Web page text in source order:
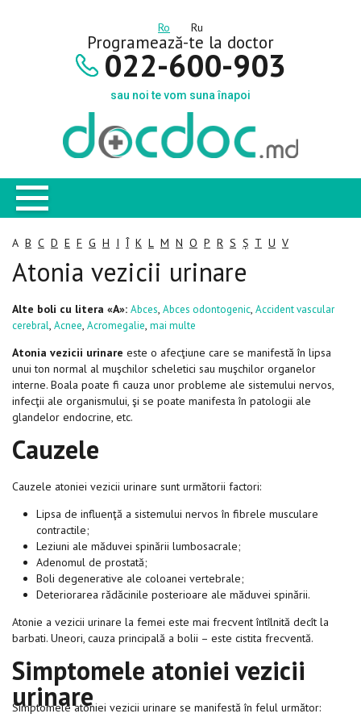
Ro Ru
Programează-te la doctor
022-600-903
sau noi te vom suna înapoi
A B C D E F G H I Î K L M N O P R S Ș T U V
Atonia vezicii urinare
Alte boli cu litera «A»: Abces, Abces odontogenic, Accident vascular
cerebral, Acnee, Acromegalie, mai multe
Atonia vezicii urinare este o afecţiune care se manifestă în lipsa
unui ton normal al muşchilor scheletici sau muşchilor organelor
interne. Boala poate fi cauza unor probleme ale sistemului nervos,
infecţii ale organismului, şi se poate manifesta în patologii ale
glandelor endocrine, etc.
Cauzele
Cauzele atoniei vezicii urinare sunt următorii factori:
Lipsa de influenţă a sistemului nervos în fibrele musculare
contractile;
Leziuni ale măduvei spinării lumbosacrale;
Adenomul de prostată;
Boli degenerative ale coloanei vertebrale;
Deteriorarea rădăcinile posterioare ale măduvei spinării.
Atonie a vezicii urinare la femei este mai frecvent întîlnită decît la
barbati. Uneori, cauza principală a bolii – este cistita frecventă.
Simptomele atoniei vezicii
urinare
Simptomele atoniei vezicii urinare se manifestă în felul următor: